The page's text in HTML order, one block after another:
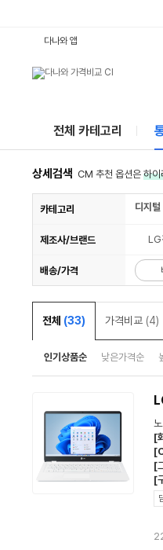
다나와 앱
전체 카테고리
상세검색 CM 추천 옵션은 하이
카테고리 디지
제조사/브랜드 LG
배송/가격
전체 (33) 가격비교 (4)
인기상품순 낮은가격순
[
[
[